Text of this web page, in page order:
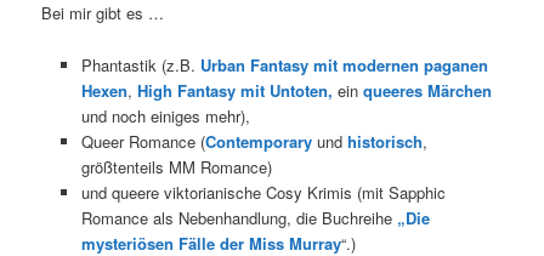
Bei mir gibt es …
Phantastik (z.B. Urban Fantasy mit modernen paganen
Hexen, High Fantasy mit Untoten, ein queeres Märchen
und noch einiges mehr),
Queer Romance (Contemporaryund historisch,
größtenteils MM Romance)
und queere viktorianische Cosy Krimis (mit Sapphic
Romance als Nebenhandlung, die Buchreihe „Die
mysteriösen Fälle der Miss Murray“.)